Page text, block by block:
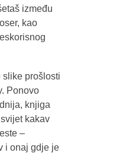
između
kao
slike prošlosti
Ponovo
knjiga
kakav
–
i onaj gdje je